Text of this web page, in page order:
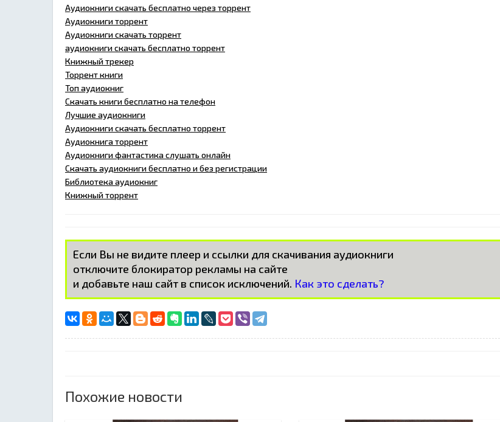
Аудиокниги скачать бесплатно через торрент
Аудиокниги торрент
Аудиокниги скачать торрент
аудиокниги скачать бесплатно торрент
Книжный трекер
Торрент книги
Топ аудиокниг
Скачать книги бесплатно на телефон
Лучшие аудиокниги
Аудиокниги скачать бесплатно торрент
Аудиокнига торрент
Аудиокниги фантастика слушать онлайн
Скачать аудиокниги бесплатно и без регистрации
Библиотека аудиокниг
Книжный торрент
Если Вы не видите плеер и ссылки для скачивания аудиокниги
отключите блокиратор рекламы на сайте
и добавьте наш сайт в список исключений. Как это сделать?
Похожие новости